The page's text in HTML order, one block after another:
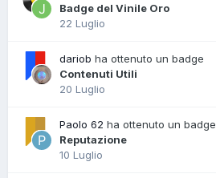
Badge del Vinile Oro
22 Luglio
dariob ha ottenuto un badge
Contenuti Utili
20 Luglio
Paolo 62 ha ottenuto un badge
Reputazione
10 Luglio